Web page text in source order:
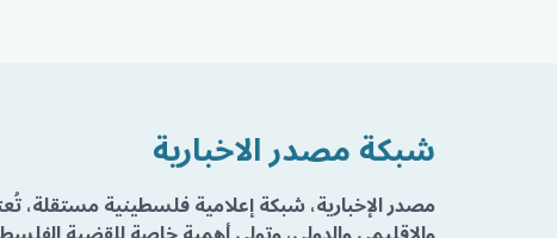
شبكة مصدر الاخبارية
مصدر الإخبارية، شبكة إعلامية فلسطينية مستقلة،